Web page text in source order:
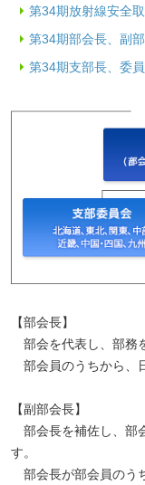
第34期放射線安全
第34期部会長、副
第34期支部長、委
【部会長】
部会を代表し、部務
部会員のうちから、
【副部会長】
部会長を補佐し、部
す。
部会長が部会員のう